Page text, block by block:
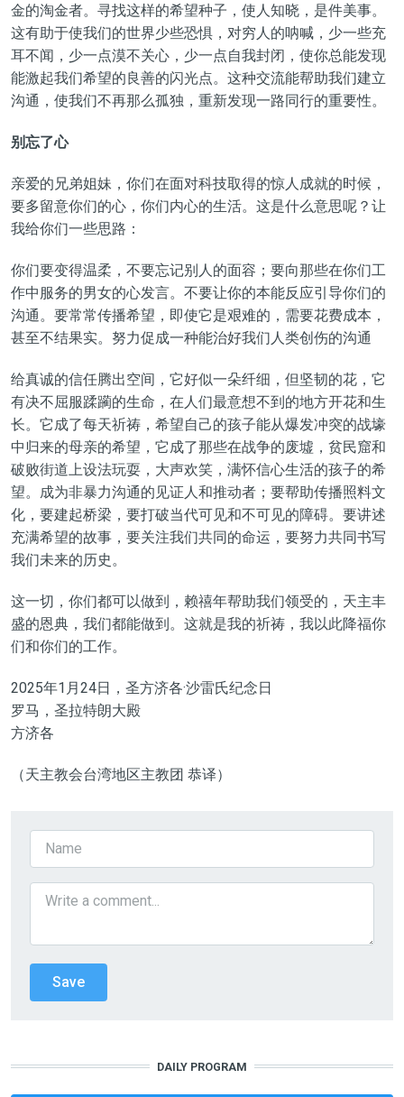
金的淘金者。寻找这样的希望种子，使人知晓，是件美事。
这有助于使我们的世界少些恐惧，对穷人的呐喊，少一些充
耳不闻，少一点漠不关心，少一点自我封闭，使你总能发现
能激起我们希望的良善的闪光点。这种交流能帮助我们建立
沟通，使我们不再那么孤独，重新发现一路同行的重要性。
别忘了心
亲爱的兄弟姐妹，你们在面对科技取得的惊人成就的时候，
要多留意你们的心，你们内心的生活。这是什么意思呢？让
我给你们一些思路：
你们要变得温柔，不要忘记别人的面容；要向那些在你们工
作中服务的男女的心发言。不要让你的本能反应引导你们的
沟通。要常常传播希望，即使它是艰难的，需要花费成本，
甚至不结果实。努力促成一种能治好我们人类创伤的沟通
给真诚的信任腾出空间，它好似一朵纤细，但坚韧的花，它
有决不屈服蹂躏的生命，在人们最意想不到的地方开花和生
长。它成了每天祈祷，希望自己的孩子能从爆发冲突的战壕
中归来的母亲的希望，它成了那些在战争的废墟，贫民窟和
破败街道上设法玩耍，大声欢笑，满怀信心生活的孩子的希
望。成为非暴力沟通的见证人和推动者；要帮助传播照料文
化，要建起桥梁，要打破当代可见和不可见的障碍。要讲述
充满希望的故事，要关注我们共同的命运，要努力共同书写
我们未来的历史。
这一切，你们都可以做到，赖禧年帮助我们领受的，天主丰
盛的恩典，我们都能做到。这就是我的祈祷，我以此降福你
们和你们的工作。
2025年1月24日，圣方济各·沙雷氏纪念日
罗马，圣拉特朗大殿
方济各
（天主教会台湾地区主教团 恭译）
DAILY PROGRAM